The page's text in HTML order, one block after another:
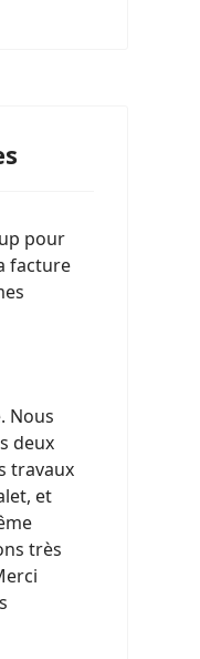
pour
facture
Nous
deux
travaux
et
très